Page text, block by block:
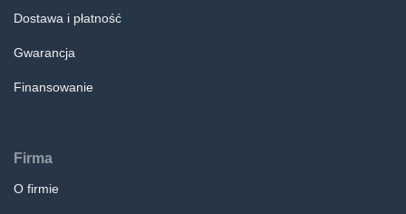
Dostawa i płatność
Gwarancja
Finansowanie
Firma
O firmie